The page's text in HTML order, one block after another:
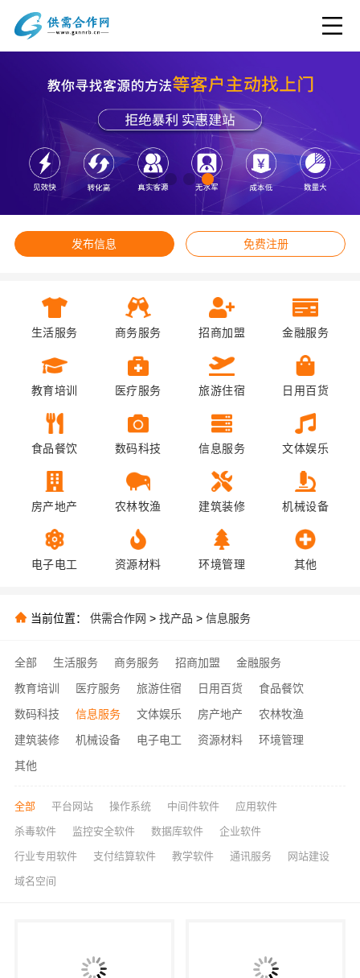
发布信息 免费注册
生活服务 商务服务 招商加盟 金融服务
教育培训 医疗服务 旅游住宿 日用百货
食品餐饮 数码科技 信息服务 文体娱乐
房产地产 农林牧渔 建筑装修 机械设备
电子电工 资源材料 环境管理 其他
当前位置： 供需合作网 > 找产品 > 信息服务
全部 生活服务 商务服务 招商加盟
金融服务
教育培训
医疗服务 旅游住宿 日用百货
食品餐饮
数码科技
信息服务 文体娱乐 房产地产
农林牧渔
建筑装修
机械设备 电子电工 资源材料
环境管理
其他
全部 平台网站 操作系统 中间件软件 应用软件
杀毒软件 监控安全软件 数据库软件 企业软件
行业专用软件 支付结算软件 教学软件 通讯服务 网站建设
域名空间